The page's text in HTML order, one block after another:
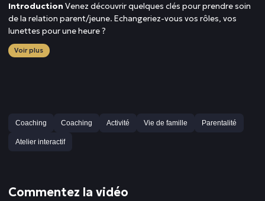
Introduction Venez découvrir quelques clés pour prendre soin
de la relation parent/jeune. Echangeriez-vous vos rôles, vos
lunettes pour une heure ?
Voir plus
Coaching Coaching Activité Vie de famille Parentalité
Atelier interactif
Commentez la vidéo